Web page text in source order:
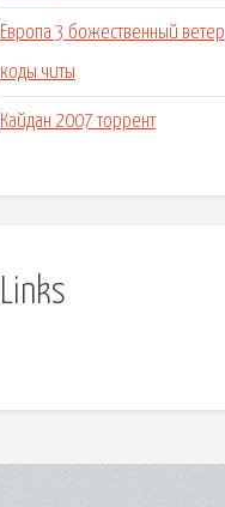
Европа 3 божественный ветер
коды читы
Кайдан 2007 торрент
Links